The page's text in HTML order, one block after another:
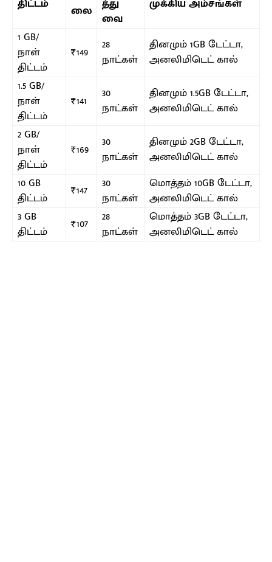
திட்டம்
லை
த்து
வை
முக்கிய அம்சங்கள்
1 GB/
நாள்
திட்டம்
₹149
28
நாட்கள்
தினமும் 1GB டேட்டா,
அனலிமிடெட் கால்
1.5 GB/
நாள்
திட்டம்
₹141
30
நாட்கள்
தினமும் 1.5GB டேட்டா,
அனலிமிடெட் கால்
2 GB/
நாள்
திட்டம்
₹169
30
நாட்கள்
தினமும் 2GB டேட்டா,
அனலிமிடெட் கால்
10 GB
திட்டம்
₹147
30
நாட்கள்
மொத்தம் 10GB டேட்டா,
அனலிமிடெட் கால்
3 GB
திட்டம்
₹107
28
நாட்கள்
மொத்தம் 3GB டேட்டா,
அனலிமிடெட் கால்